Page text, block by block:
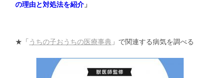
の理由と対処法を紹介 」
★「 うちの子おうちの医療事典 」で関連する病気を調べる